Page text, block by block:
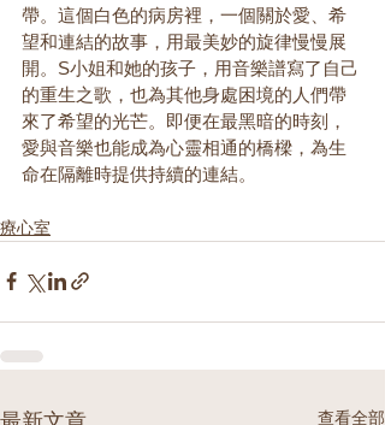
帶。這個白色的病房裡，一個關於愛、希
望和連結的故事，用最美妙的旋律慢慢展
開。S小姐和她的孩子，用音樂譜寫了自己
的重生之歌，也為其他身處困境的人們帶
來了希望的光芒。即便在最黑暗的時刻，
愛與音樂也能成為心靈相通的橋樑，為生
命在隔離時提供持續的連結。
療心室
查看全部